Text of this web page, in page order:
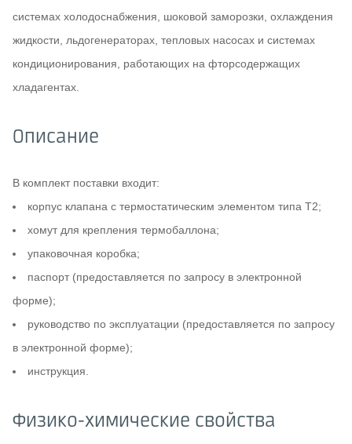
системах холодоснабжения, шоковой заморозки, охлаждения
жидкости, льдогенераторах, тепловых насосах и системах
кондиционирования, работающих на фторсодержащих
хладагентах.
Описание
В комплект поставки входит:
корпус клапана с термостатическим элементом типа T2;
хомут для крепления термобаллона;
упаковочная коробка;
паспорт (предоставляется по запросу в электронной
форме);
руководство по эксплуатации (предоставляется по запросу
в электронной форме);
инструкция.
Физико-химические свойства